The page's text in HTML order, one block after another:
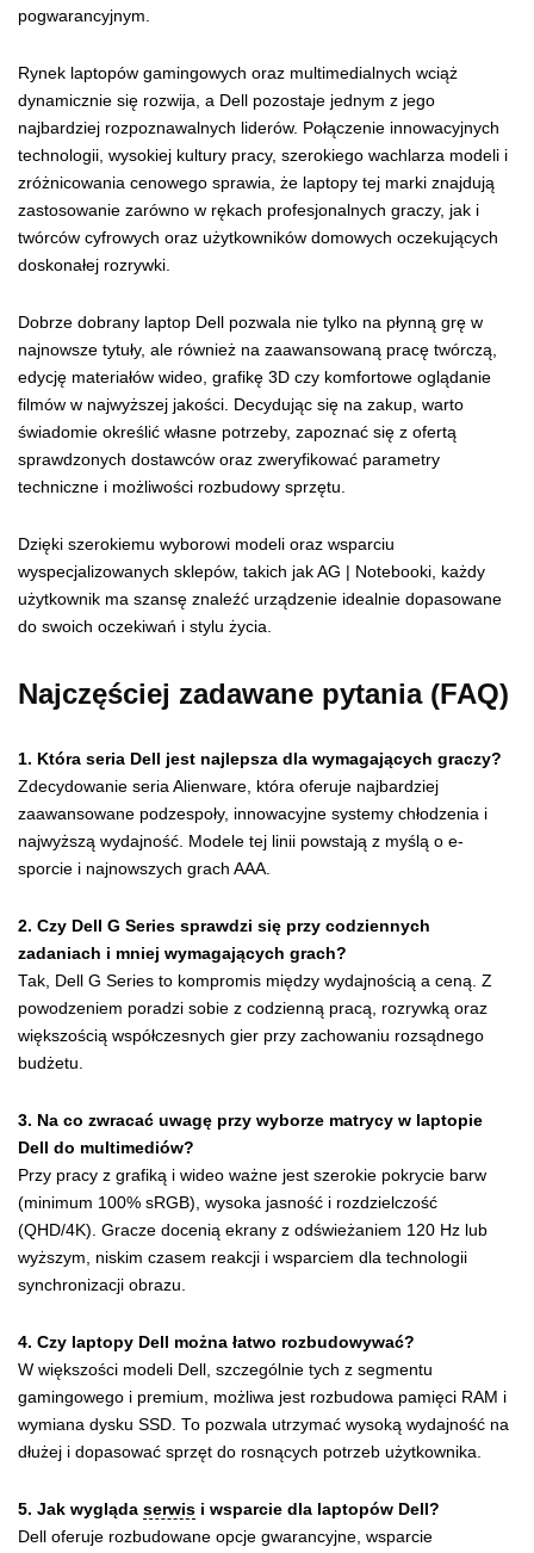
pogwarancyjnym.
Rynek laptopów gamingowych oraz multimedialnych wciąż
dynamicznie się rozwija, a Dell pozostaje jednym z jego
najbardziej rozpoznawalnych liderów. Połączenie innowacyjnych
technologii, wysokiej kultury pracy, szerokiego wachlarza modeli i
zróżnicowania cenowego sprawia, że laptopy tej marki znajdują
zastosowanie zarówno w rękach profesjonalnych graczy, jak i
twórców cyfrowych oraz użytkowników domowych oczekujących
doskonałej rozrywki.
Dobrze dobrany laptop Dell pozwala nie tylko na płynną grę w
najnowsze tytuły, ale również na zaawansowaną pracę twórczą,
edycję materiałów wideo, grafikę 3D czy komfortowe oglądanie
filmów w najwyższej jakości. Decydując się na zakup, warto
świadomie określić własne potrzeby, zapoznać się z ofertą
sprawdzonych dostawców oraz zweryfikować parametry
techniczne i możliwości rozbudowy sprzętu.
Dzięki szerokiemu wyborowi modeli oraz wsparciu
wyspecjalizowanych sklepów, takich jak AG | Notebooki, każdy
użytkownik ma szansę znaleźć urządzenie idealnie dopasowane
do swoich oczekiwań i stylu życia.
Najczęściej zadawane pytania (FAQ)
1. Która seria Dell jest najlepsza dla wymagających graczy?
Zdecydowanie seria Alienware, która oferuje najbardziej
zaawansowane podzespoły, innowacyjne systemy chłodzenia i
najwyższą wydajność. Modele tej linii powstają z myślą o e-
sporcie i najnowszych grach AAA.
2. Czy Dell G Series sprawdzi się przy codziennych
zadaniach i mniej wymagających grach?
Tak, Dell G Series to kompromis między wydajnością a ceną. Z
powodzeniem poradzi sobie z codzienną pracą, rozrywką oraz
większością współczesnych gier przy zachowaniu rozsądnego
budżetu.
3. Na co zwracać uwagę przy wyborze matrycy w laptopie
Dell do multimediów?
Przy pracy z grafiką i wideo ważne jest szerokie pokrycie barw
(minimum 100% sRGB), wysoka jasność i rozdzielczość
(QHD/4K). Gracze docenią ekrany z odświeżaniem 120 Hz lub
wyższym, niskim czasem reakcji i wsparciem dla technologii
synchronizacji obrazu.
4. Czy laptopy Dell można łatwo rozbudowywać?
W większości modeli Dell, szczególnie tych z segmentu
gamingowego i premium, możliwa jest rozbudowa pamięci RAM i
wymiana dysku SSD. To pozwala utrzymać wysoką wydajność na
dłużej i dopasować sprzęt do rosnących potrzeb użytkownika.
5. Jak wygląda serwis i wsparcie dla laptopów Dell?
Dell oferuje rozbudowane opcje gwarancyjne, wsparcie